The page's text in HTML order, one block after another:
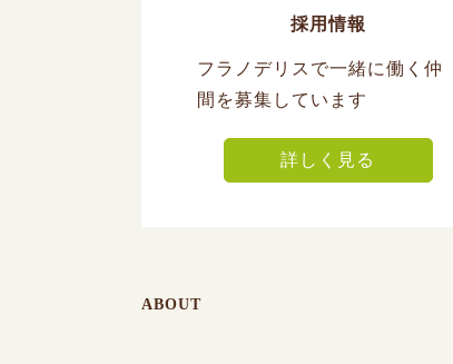
採用情報
フラノデリスで一緒に働く仲
間を募集しています
詳しく見る
ABOUT